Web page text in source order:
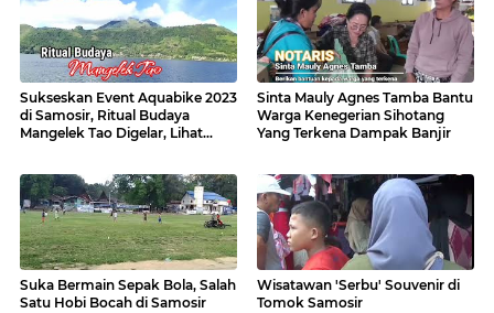
Sukseskan Event Aquabike 2023
di Samosir, Ritual Budaya
Mangelek Tao Digelar, Lihat
Sinta Mauly Agnes Tamba Bantu
Warga Kenegerian Sihotang
Yang Terkena Dampak Banjir
Suka Bermain Sepak Bola, Salah
Satu Hobi Bocah di Samosir
Wisatawan 'Serbu' Souvenir di
Tomok Samosir